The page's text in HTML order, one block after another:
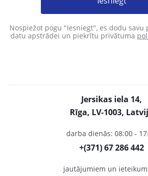
Nospiežot pogu "Iesniegt", es dodu savu
datu apstrādei un piekrītu privātuma
Jersikas iela 14,
Rīga, LV-1003,
darba dienās: 08:00 -
+(371) 67 286 442
jautājumiem un